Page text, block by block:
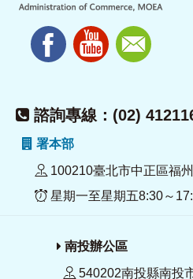
諮詢專線：(02)
署本部
100210臺北市中正區福
星期一至星期五8:30～
南投辦公區
540202南投縣南投